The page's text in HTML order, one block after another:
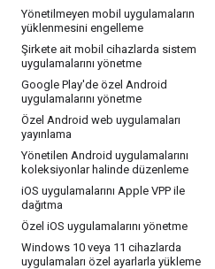
Yönetilmeyen mobil uygulamaların
yüklenmesini engelleme
Şirkete ait mobil cihazlarda sistem
uygulamalarını yönetme
Google Play'de özel Android
uygulamalarını yönetme
Özel Android web uygulamaları
yayınlama
Yönetilen Android uygulamalarını
koleksiyonlar halinde düzenleme
iOS uygulamalarını Apple VPP ile
dağıtma
Özel iOS uygulamalarını yönetme
Windows 10 veya 11 cihazlarda
uygulamaları özel ayarlarla yükleme